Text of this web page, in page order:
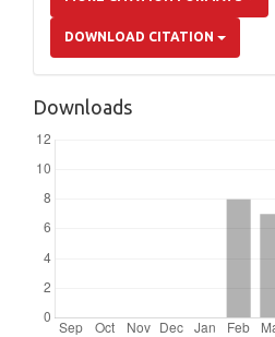
DOWNLOAD CITATION
Downloads